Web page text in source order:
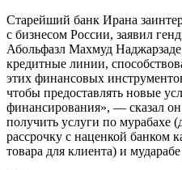
Старейший банк Ирана
с бизнесом России, заявил
Абольфазл Махмуд
кредитные линии,
этих финансовых
чтобы предоставлять новые
финансирования», — сказал
получить услуги по мурабахе
рассрочку с наценкой банком
товара для клиента) и